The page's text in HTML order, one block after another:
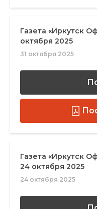
Газета «Иркутск
октября 2025
31 октября 2025
Газета «Иркутск
24 октября 2025
24 октября 2025